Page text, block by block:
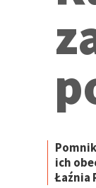
ich
Łaźnia